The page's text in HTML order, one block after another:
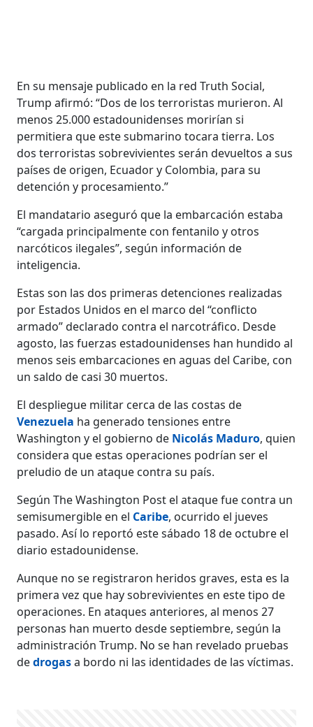
En su mensaje publicado en la red Truth Social,
Trump afirmó: “Dos de los terroristas murieron. Al
menos 25.000 estadounidenses morirían si
permitiera que este submarino tocara tierra. Los
dos terroristas sobrevivientes serán devueltos a sus
países de origen, Ecuador y Colombia, para su
detención y procesamiento.”
El mandatario aseguró que la embarcación estaba
“cargada principalmente con fentanilo y otros
narcóticos ilegales”, según información de
inteligencia.
Estas son las dos primeras detenciones realizadas
por Estados Unidos en el marco del “conflicto
armado” declarado contra el narcotráfico. Desde
agosto, las fuerzas estadounidenses han hundido al
menos seis embarcaciones en aguas del Caribe, con
un saldo de casi 30 muertos.
El despliegue militar cerca de las costas de
Venezuela ha generado tensiones entre
Washington y el gobierno de Nicolás Maduro, quien
considera que estas operaciones podrían ser el
preludio de un ataque contra su país.
Según The Washington Post el ataque fue contra un
semisumergible en el Caribe, ocurrido el jueves
pasado. Así lo reportó este sábado 18 de octubre el
diario estadounidense.
Aunque no se registraron heridos graves, esta es la
primera vez que hay sobrevivientes en este tipo de
operaciones. En ataques anteriores, al menos 27
personas han muerto desde septiembre, según la
administración Trump. No se han revelado pruebas
dedrogasa bordo ni las identidades de las víctimas.